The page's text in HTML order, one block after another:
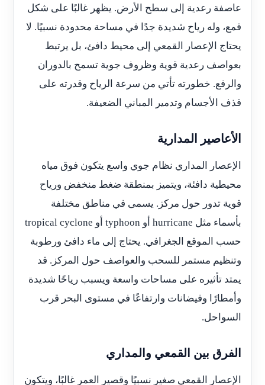
عاصفة رعدية إلى سطح الأرض. يظهر غالبًا على شكل
قمع، وله رياح شديدة جدًا في مساحة محدودة نسبيًا. لا
يحتاج الإعصار القمعي إلى محيط دافئ، بل يرتبط
بعواصف رعدية قوية وظروف جوية تسمح بالدوران
والرفع. خطورته تأتي من سرعة الرياح وقدرته على
قذف الأجسام وتدمير المباني الضعيفة.
الأعاصير المدارية
الإعصار المداري نظام جوي واسع يتكون فوق مياه
محيطية دافئة، ويتميز بمنطقة ضغط منخفض ورياح
قوية تدور حول مركز. يسمى في مناطق مختلفة
بأسماء مثل hurricane أو typhoon أو tropical cyclone
حسب الموقع الجغرافي. يحتاج إلى ماء دافئ ورطوبة
وتنظيم مستمر للسحب والعواصف حول المركز. قد
يمتد تأثيره على مساحات واسعة ويسبب رياحًا شديدة
وأمطارًا وفيضانات وارتفاعًا في مستوى البحر قرب
السواحل.
الفرق بين القمعي والمداري
الإعصار القمعي صغير نسبيًا وقصير العمر غالبًا، ويتكون